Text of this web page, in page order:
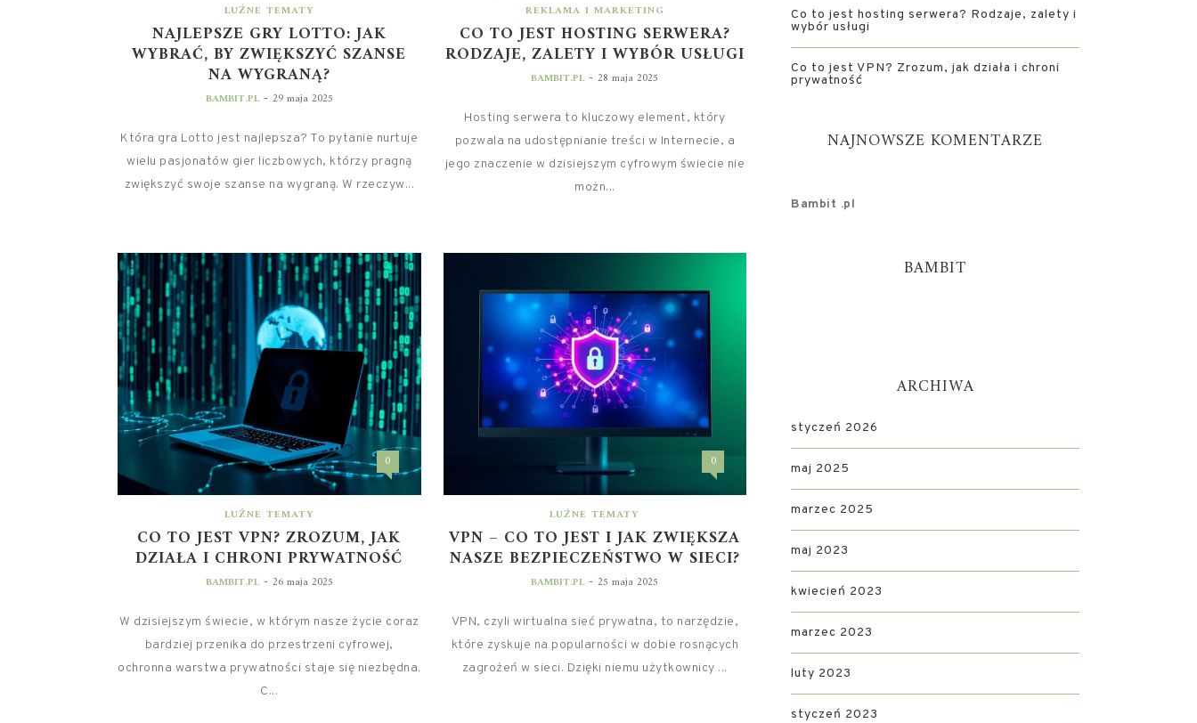
LUŹNE TEMATY
NAJLEPSZE GRY LOTTO: JAK
WYBRAĆ, BY ZWIĘKSZYĆ SZANSE
NA WYGRANĄ?
BAMBIT.PL - 29 maja 2025
Która gra Lotto jest najlepsza? To pytanie nurtuje
wielu pasjonatów gier liczbowych, którzy pragną
zwiększyć swoje szanse na wygraną. W rzeczyw...
REKLAMA I MARKETING
CO TO JEST HOSTING SERWERA?
RODZAJE, ZALETY I WYBÓR USŁUGI
BAMBIT.PL - 28 maja 2025
Hosting serwera to kluczowy element, który
pozwala na udostępnianie treści w Internecie, a
jego znaczenie w dzisiejszym cyfrowym świecie nie
możn...
0
LUŹNE TEMATY
CO TO JEST VPN? ZROZUM, JAK
DZIAŁA I CHRONI PRYWATNOŚĆ
BAMBIT.PL - 26 maja 2025
W dzisiejszym świecie, w którym nasze życie coraz
bardziej przenika do przestrzeni cyfrowej,
ochronna warstwa prywatności staje się niezbędna.
C...
0
LUŹNE TEMATY
VPN – CO TO JEST I JAK ZWIĘKSZA
NASZE BEZPIECZEŃSTWO W SIECI?
BAMBIT.PL - 25 maja 2025
VPN, czyli wirtualna sieć prywatna, to narzędzie,
które zyskuje na popularności w dobie rosnących
zagrożeń w sieci. Dzięki niemu użytkownicy ...
Co to jest hosting serwera? Rodzaje, zalety i
wybór usługi
Co to jest VPN? Zrozum, jak działa i chroni
prywatność
NAJNOWSZE KOMENTARZE
Bambit .pl
BAMBIT
ARCHIWA
styczeń 2026
maj 2025
marzec 2025
maj 2023
kwiecień 2023
marzec 2023
luty 2023
styczeń 2023